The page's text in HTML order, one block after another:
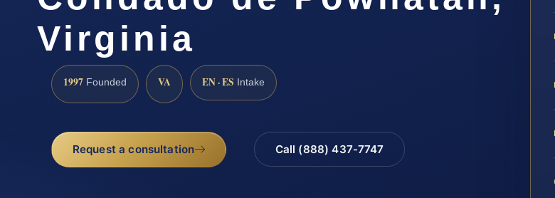
Virginia
1997 Founded VA EN · ES Intake
Request a consultation Call (888) 437-7747